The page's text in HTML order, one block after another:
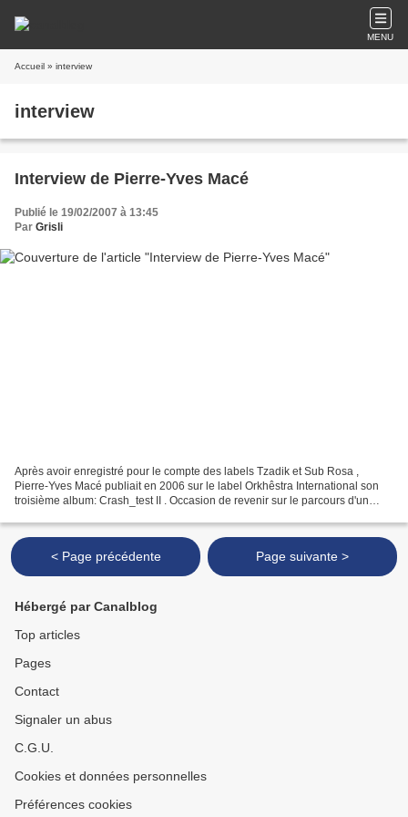
MENU
Accueil » interview
interview
Interview de Pierre-Yves Macé
Publié le 19/02/2007 à 13:45
Par Grisli
Après avoir enregistré pour le compte des labels Tzadik et Sub Rosa ,
Pierre-Yves Macé publiait en 2006 sur le label Orkhêstra International son
troisième album: Crash_test II . Occasion de revenir sur le parcours d'un
< Page précédente Page suivante >
Hébergé par Canalblog
Top articles
Pages
Contact
Signaler un abus
C.G.U.
Cookies et données personnelles
Préférences cookies